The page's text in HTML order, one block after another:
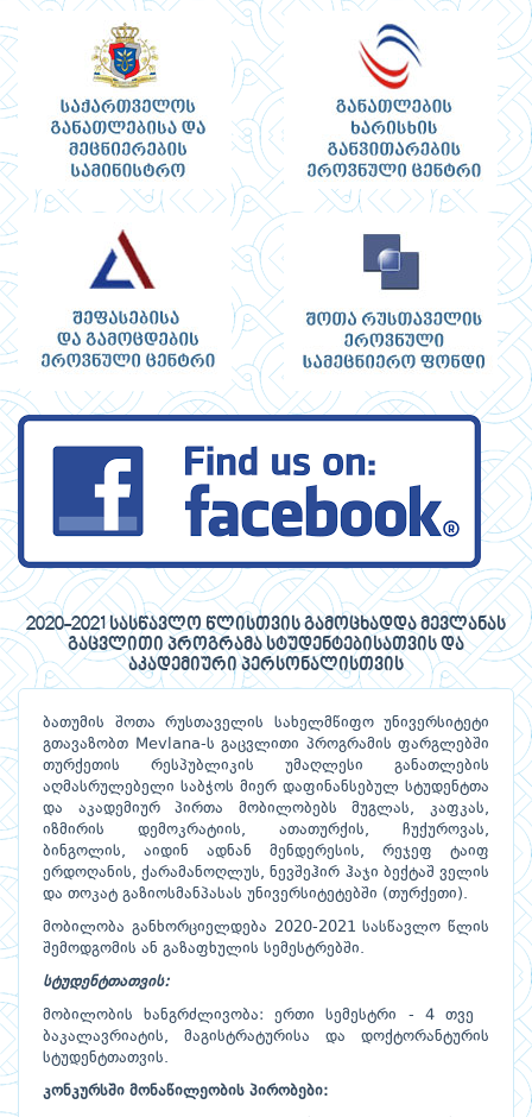
2020-2021 სასწავლო წლისთვის გამოცხადდა მევლანას
გაცვლითი პროგრამა სტუდენტებისათვის და
აკადემიური პერსონალისთვის
ბათუმის შოთა რუსთაველის სახელმწიფო უნივერსიტეტი
გთავაზობთ Mevlana-ს გაცვლითი პროგრამის ფარგლებში
თურქეთის რესპუბლიკის უმაღლესი განათლების
აღმასრულებელი საბჭოს მიერ დაფინანსებულ სტუდენტთა
და აკადემიურ პირთა მობილობებს მუგლას, კაფკას,
იზმირის დემოკრატიის, ათათურქის, ჩუქუროვას,
ბინგოლის, აიდინ ადნან მენდერესის, რეჯეფ ტაიფ
ერდოღანის, ქარამანოღლუს, ნევშეჰირ ჰაჯი ბექტაშ ველის
და თოკატ გაზიოსმანპასას უნივერსიტეტებში (თურქეთი).
მობილობა განხორციელდება 2020-2021 სასწავლო წლის
შემოდგომის ან გაზაფხულის სემესტრებში.
სტუდენტთათვის:
მობილობის ხანგრძლივობა: ერთი სემესტრი - 4 თვე
ბაკალავრიატის, მაგისტრატურისა და დოქტორანტურის
სტუდენტთათვის.
კონკურსში მონაწილეობის პირობები: